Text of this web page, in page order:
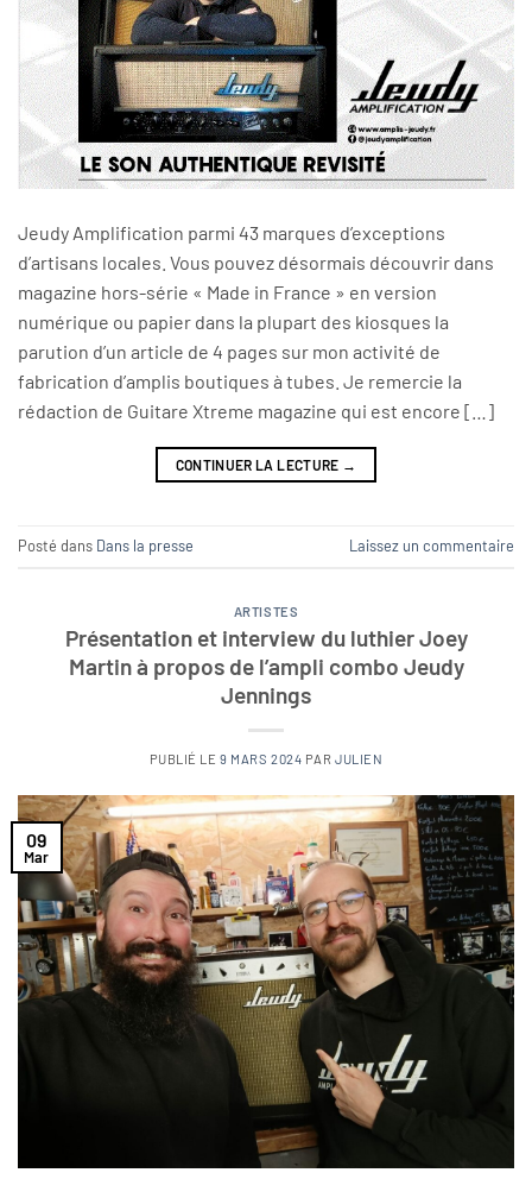
Jeudy Amplification parmi 43 marques d’exceptions
d’artisans locales. Vous pouvez désormais découvrir dans
magazine hors-série « Made in France » en version
numérique ou papier dans la plupart des kiosques la
parution d’un article de 4 pages sur mon activité de
fabrication d’amplis boutiques à tubes. Je remercie la
rédaction de Guitare Xtreme magazine qui est encore […]
CONTINUER LA LECTURE →
Posté dans Dans la presse Laissez un commentaire
ARTISTES
Présentation et interview du luthier Joey
Martin à propos de l’ampli combo Jeudy
Jennings
PUBLIÉ LE9 MARS 2024 PARJULIEN
09
Mar